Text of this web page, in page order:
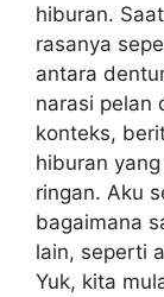
hiburan.
rasanya
antara
narasi pelan
konteks,
hiburan
ringan. Aku
bagaimana
lain, seperti
Yuk, kita